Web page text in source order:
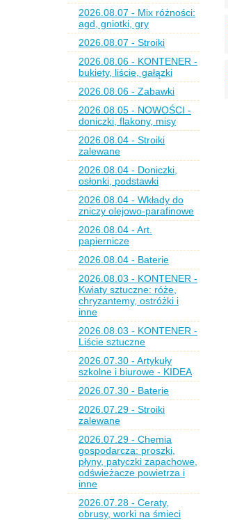
2026.08.07 - Mix różności:
agd, gniotki, gry
2026.08.07 - Stroiki
2026.08.06 - KONTENER -
bukiety, liście, gałązki
2026.08.06 - Zabawki
2026.08.05 - NOWOŚCI -
doniczki, flakony, misy
2026.08.04 - Stroiki
zalewane
2026.08.04 - Doniczki,
osłonki, podstawki
2026.08.04 - Wkłady do
zniczy olejowo-parafinowe
2026.08.04 - Art.
papiernicze
2026.08.04 - Baterie
2026.08.03 - KONTENER -
Kwiaty sztuczne: róże,
chryzantemy, ostróżki i
inne
2026.08.03 - KONTENER -
Liście sztuczne
2026.07.30 - Artykuły
szkolne i biurowe - KIDEA
2026.07.30 - Baterie
2026.07.29 - Stroiki
zalewane
2026.07.29 - Chemia
gospodarcza: proszki,
płyny, patyczki zapachowe,
odświeżacze powietrza i
inne
2026.07.28 - Ceraty,
obrusy, worki na śmieci